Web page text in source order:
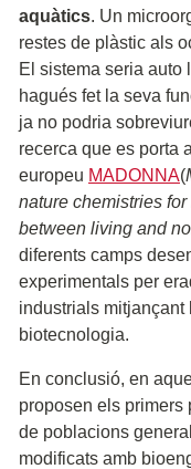
aquàtics. Un
restes de plàstic als
El sistema seria auto
hagués fet la seva
ja no podria
recerca que es porta
europeu MADONNA(
nature chemistries
between living and
diferents camps
experimentals per
industrials mitjançant
biotecnologia.
En conclusió, en
proposen els primers
de poblacions
modificats amb